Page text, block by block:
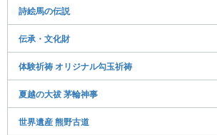
詩絵馬の伝説
伝承・文化財
体験祈祷 オリジナル勾玉祈祷
夏越の大祓 茅輪神事
世界遺産 熊野古道